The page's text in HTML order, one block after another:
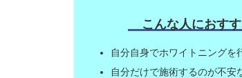
こんな人におすす
自分自身でホワイトニングを
自分だけで施術するのが不安